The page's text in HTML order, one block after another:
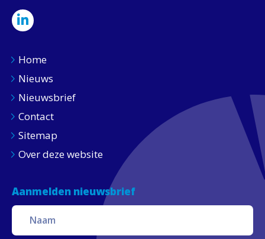
Home
Nieuws
Nieuwsbrief
Contact
Sitemap
Over deze website
Aanmelden nieuwsbrief